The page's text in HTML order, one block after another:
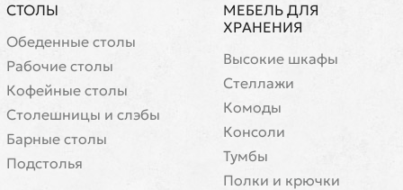
СТОЛЫ
Обеденные столы
Рабочие столы
Кофейные столы
Cтолешницы и слэбы
Барные столы
Подстолья
МЕБЕЛЬ ДЛЯ
ХРАНЕНИЯ
Высокие шкафы
Стеллажи
Комоды
Консоли
Тумбы
Полки и крючки